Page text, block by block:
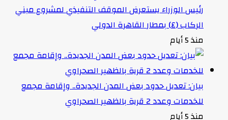
رئيس الوزراء يستعرض الموقف التنفيذي لمشروع مبني
الركاب (٤) بمطار القاهرة الدولي
منذ 5 أيام
بيان: تعديل حدود بعض المدن الجديدة.. وإقامة مجمع
للخدمات وعدد 2 قرية بالظهير الصحراوي
منذ 5 أيام